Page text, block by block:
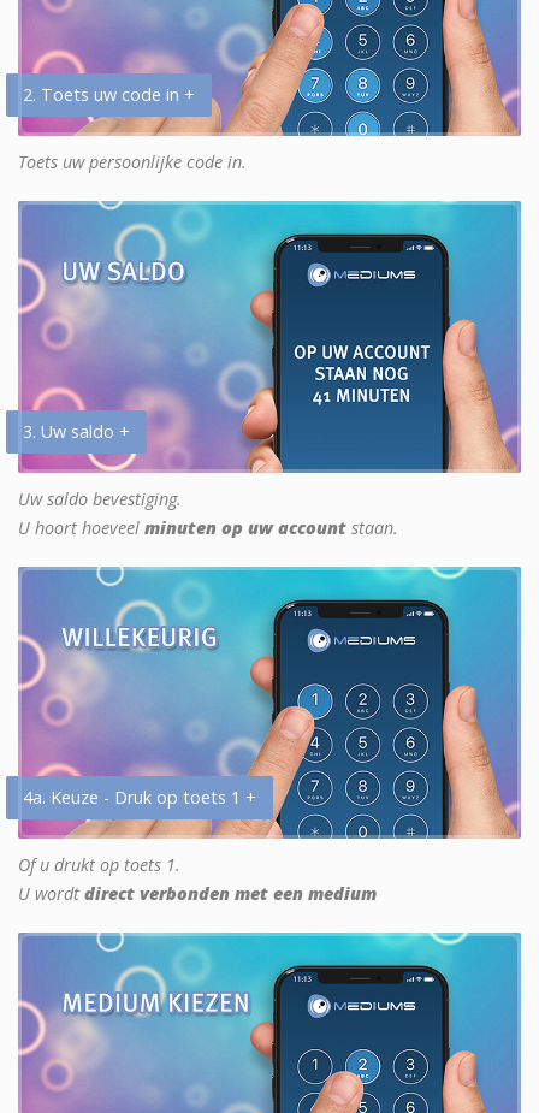
2. Toets uw code in +
Toets uw persoonlijke code in.
3. Uw saldo +
Uw saldo bevestiging.
U hoort hoeveel minuten op uw account staan.
4a. Keuze - Druk op toets 1 +
Of u drukt op toets 1.
U wordt direct verbonden met een medium